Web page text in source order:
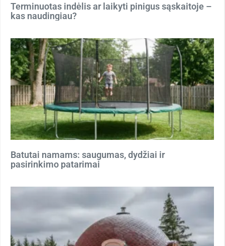
Terminuotas indėlis ar laikyti pinigus sąskaitoje –
kas naudingiau?
Batutai namams: saugumas, dydžiai ir
pasirinkimo patarimai